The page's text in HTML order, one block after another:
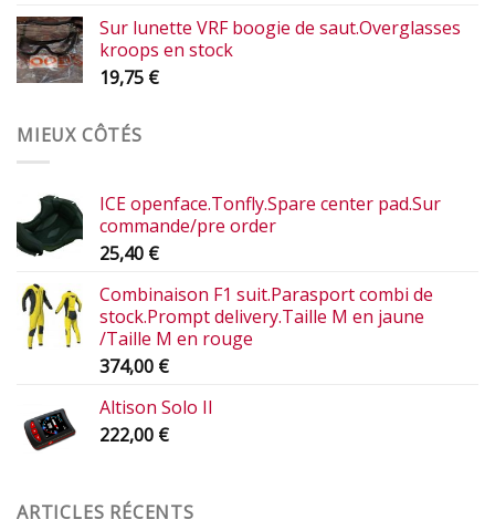
Sur lunette VRF boogie de saut.Overglasses
kroops en stock
19,75 €
MIEUX CÔTÉS
ICE openface.Tonfly.Spare center pad.Sur
commande/pre order
25,40 €
Combinaison F1 suit.Parasport combi de
stock.Prompt delivery.Taille M en jaune
/Taille M en rouge
374,00 €
Altison Solo II
222,00 €
ARTICLES RÉCENTS